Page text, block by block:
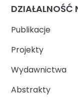
DZIAŁALNOŚĆ
Publikacje
Projekty
Wydawnictwa
Abstrakty